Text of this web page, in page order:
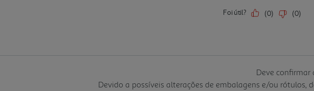
Deve
Devido a possíveis alterações de embalagens e/ou rótulos,